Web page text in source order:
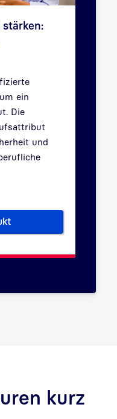
ein
Die
und
Identität stärken:
kurz